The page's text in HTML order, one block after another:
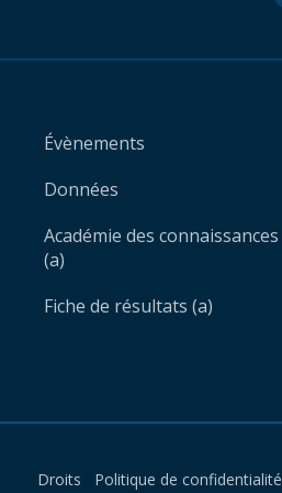
Évènements
Données
Académie des connaissances
(a)
Fiche de résultats (a)
Droits Politique de confidentialité